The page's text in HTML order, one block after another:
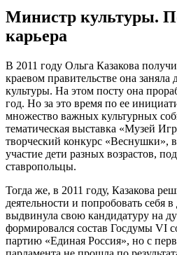
Министр культуры.
карьера
В 2011 году Ольга Казакова
краевом правительстве она
культуры. На этом посту она
год. Но за это время по ее
множество важных культурных
тематическая выставка «Музей
творческий конкурс «Веснушки»,
участие дети разных возрастов,
ставропольцы.
Тогда же, в 2011 году, Казакова
деятельности и попробовать себя
выдвинула свою кандидатуру на
формировался состав Госдумы VI
партию «Единая Россия», но с